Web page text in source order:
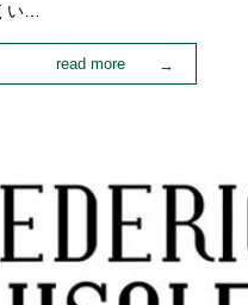
い…
read more